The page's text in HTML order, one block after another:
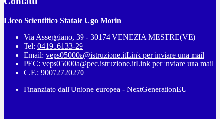
Liceo Scientifico Statale Ugo Morin
Via Asseggiano, 39 - 30174 VENEZIA MESTRE(VE)
Tel: 041916133-29
Email: veps05000a@istruzione.itLink per inviare una mail
PEC: veps05000a@pec.istruzione.itLink per inviare una mail
C.F.: 90072720270
Finanziato dall'Unione europea - NextGenerationEU